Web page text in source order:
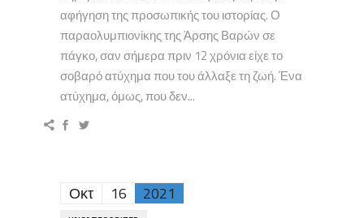
αφήγηση της προσωπικής του ιστορίας. Ο
παραολυμπιονίκης της Άρσης Βαρών σε
πάγκο, σαν σήμερα πριν 12 χρόνια είχε το
σοβαρό ατύχημα που του άλλαξε τη ζωή. Ένα
ατύχημα, όμως, που δεν...
Οκτ 16 2021